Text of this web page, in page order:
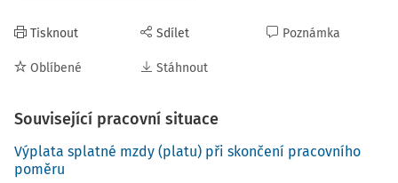
Tisknout
Oblíbené
Sdílet
Stáhnout
Poznámka
Související pracovní situace
Výplata splatné mzdy (platu) při skončení pracovního
poměru